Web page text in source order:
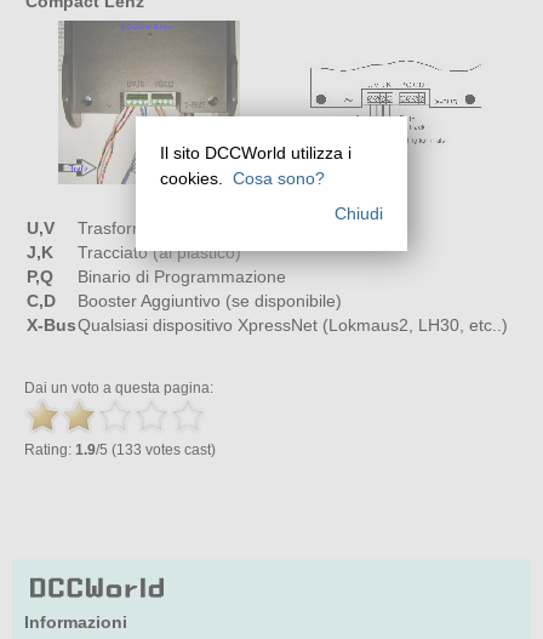
U,V
Trasformatore (15-18V AC)
J,K
Tracciato (al plastico)
P,Q
Binario di Programmazione
C,D
Booster Aggiuntivo (se disponibile)
X-BusQualsiasi dispositivo XpressNet (Lokmaus2, LH30, etc..)
Dai un voto a questa pagina:
Rating: 1.9/5 (133 votes cast)
Informazioni
Il sito DCCWorld utilizza i
cookies.
Cosa sono?
Chiudi